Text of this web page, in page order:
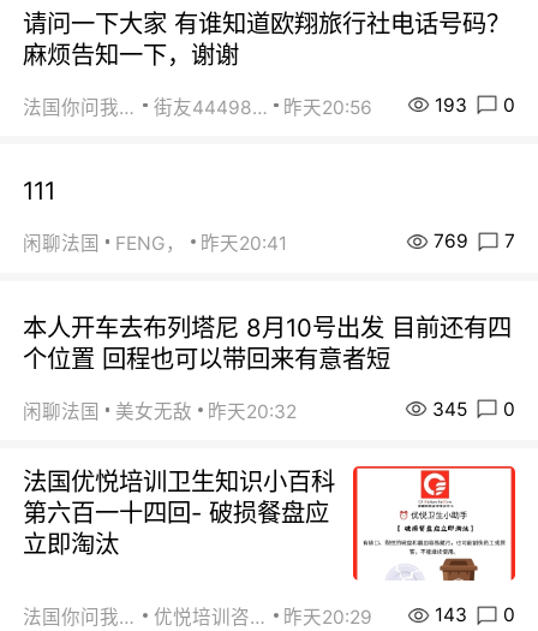
请问一下大家 有谁知道欧翔旅行社电话号码？
麻烦告知一下，谢谢
法国你问我答 街友44498484 昨天20:56 193 0
111
闲聊法国 FENG， 昨天20:41 769 7
本人开车去布列塔尼 8月10号出发 目前还有四
个位置 回程也可以带回来有意者短
闲聊法国 美女无敌 昨天20:32 345 0
法国优悦培训卫生知识小百科
第六百一十四回- 破损餐盘应
立即淘汰
法国你问我答 优悦培训咨询 昨天20:29 143 0